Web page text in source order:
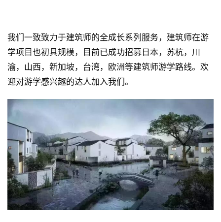
我们一致致力于建筑师的全成长系列服务，建筑师在游
学项目也初具规模，目前已成功招募日本，苏杭，川
渝，山西，新加坡，台湾，欧洲等建筑师游学路线。欢
迎对游学感兴趣的达人加入我们。